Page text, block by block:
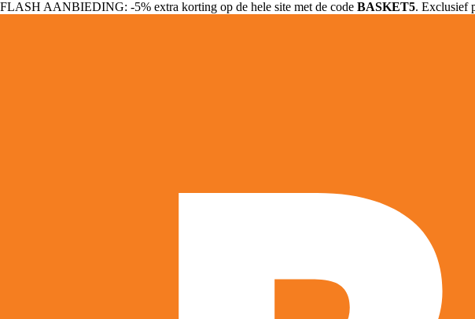
FLASH AANBIEDING: -5% extra korting op de hele site met de code BASKET5. Exclusief